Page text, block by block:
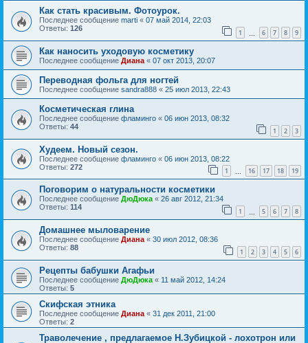
Как стать красивым. Фотоурок.
Последнее сообщение marti « 07 май 2014, 22:03
Ответы: 126 1 6 7 8 9
Как наносить уходовую косметику
Последнее сообщение Диана « 07 окт 2013, 20:07
Переводная фольга для ногтей
Последнее сообщение sandra888 « 25 июл 2013, 22:43
Косметическая глина
Последнее сообщение фламинго « 06 июн 2013, 08:32
Ответы: 44 1 2 3
Худеем. Новый сезон.
Последнее сообщение фламинго « 06 июн 2013, 08:22
Ответы: 272 1 16 17 18 19
Поговорим о натуральности косметики
Последнее сообщение ДюДюка« 26 авг 2012, 21:34
Ответы: 114 1 5 6 7 8
Домашнее мыловарение
Последнее сообщение Диана « 30 июл 2012, 08:36
Ответы: 88 1 2 3 4 5 6
Рецепты бабушки Агафьи
Последнее сообщение ДюДюка « 11 май 2012, 14:24
Ответы: 5
Скифская этника
Последнее сообщение Диана « 31 дек 2011, 21:00
Ответы: 2
Траволечение , предлагаемое Н.Зубицкой - лохотрон или